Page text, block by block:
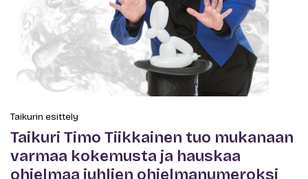
Taikurin esittely
Taikuri Timo Tiikkainen tuo mukanaan
varmaa kokemusta ja hauskaa
ohjelmaa juhlien ohjelmanumeroksi